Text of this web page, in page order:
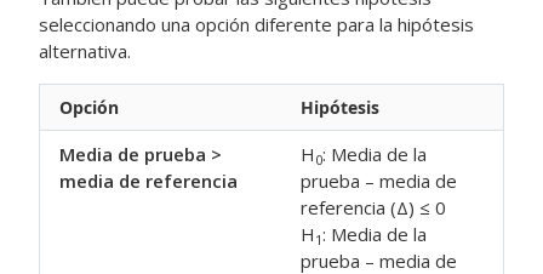
seleccionando una opción diferente para la hipótesis
alternativa.
Opción Hipótesis
Media de prueba >
media de referencia
H 0: Media de la
prueba – media de
referencia (Δ) ≤ 0
H 1: Media de la
prueba – media de